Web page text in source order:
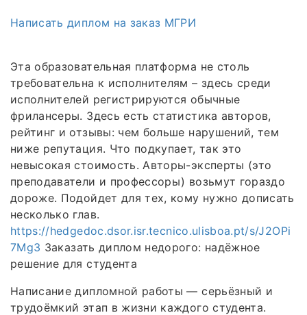
Написать диплом на заказ МГРИ
Эта образовательная платформа не столь
требовательна к исполнителям – здесь среди
исполнителей регистрируются обычные
фрилансеры. Здесь есть статистика авторов,
рейтинг и отзывы: чем больше нарушений, тем
ниже репутация. Что подкупает, так это
невысокая стоимость. Авторы-эксперты (это
преподаватели и профессоры) возьмут гораздо
дороже. Подойдет для тех, кому нужно дописать
несколько глав.
https://hedgedoc.dsor.isr.tecnico.ulisboa.pt/s/J2OPi
7Mg3 Заказать диплом недорого: надёжное
решение для студента
Написание дипломной работы — серьёзный и
трудоёмкий этап в жизни каждого студента.